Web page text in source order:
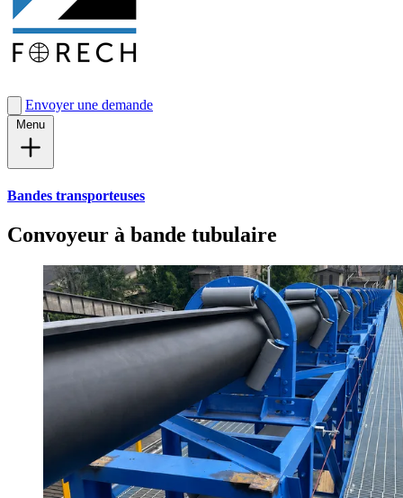
Envoyer une demande
Bandes transporteuses
Convoyeur à bande tubulaire